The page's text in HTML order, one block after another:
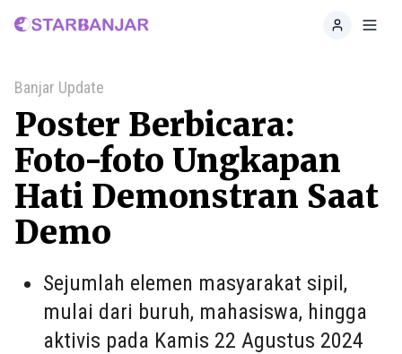
Home
Banjar Update
Poster Berbicara:
Foto-foto Ungkapan
Hati Demonstran Saat
Demo
Sejumlah elemen masyarakat sipil,
mulai dari buruh, mahasiswa, hingga
aktivis pada Kamis 22 Agustus 2024